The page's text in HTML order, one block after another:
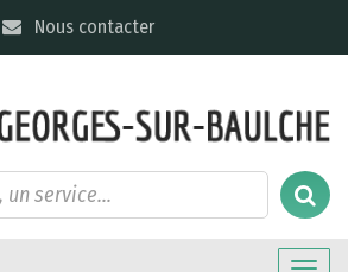
Nous contacter